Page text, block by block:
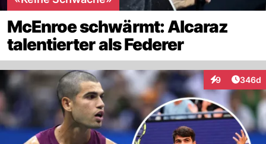
McEnroe schwärmt: Alcaraz
talentierter als Federer
9
Interaktionen
346d